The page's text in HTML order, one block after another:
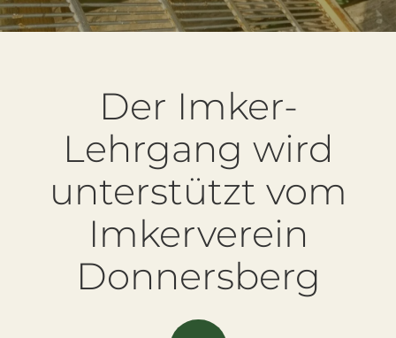
Der Imker-
Lehrgang wird
unterstützt vom
Imkerverein
Donnersberg